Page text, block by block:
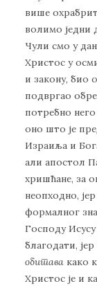
више
волимо једни
Чули смо у
Христос у
и закону, био
подвргао
потребно
оно што је
Израиља и
али апостол
хришћане, за
неопходно,
формалног
Господу
благодати,
обитава како
Христос је и